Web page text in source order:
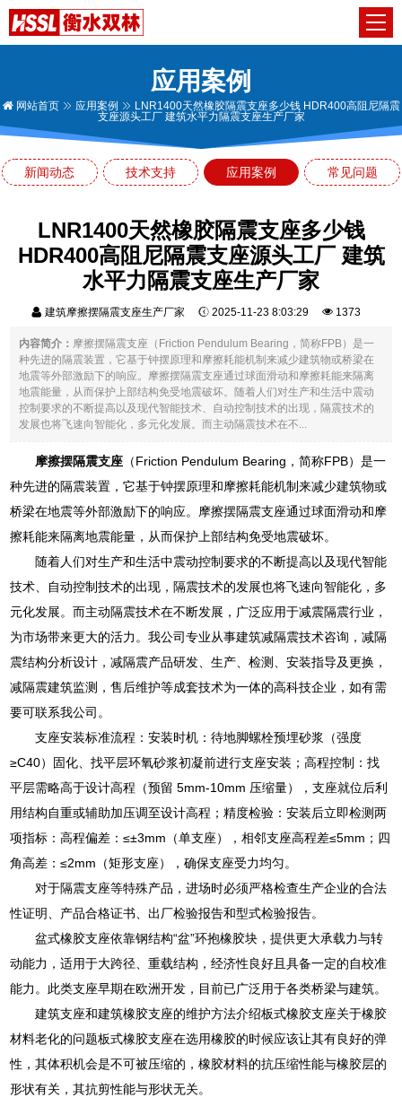
应用案例
网站首页 应用案例
LNR1400天然橡胶隔震支座多少钱 HDR400高阻尼隔震
支座源头工厂 建筑水平力隔震支座生产厂家
新闻动态 技术支持 应用案例 常见问题
LNR1400天然橡胶隔震支座多少钱
HDR400高阻尼隔震支座源头工厂 建筑
水平力隔震支座生产厂家
建筑摩擦摆隔震支座生产厂家 2025-11-23 8:03:29 1373
内容简介： 摩擦摆隔震支座（Friction Pendulum Bearing，简称FPB）是一
种先进的隔震装置，它基于钟摆原理和摩擦耗能机制来减少建筑物或桥梁在
地震等外部激励下的响应。摩擦摆隔震支座通过球面滑动和摩擦耗能来隔离
地震能量，从而保护上部结构免受地震破坏。随着人们对生产和生活中震动
控制要求的不断提高以及现代智能技术、自动控制技术的出现，隔震技术的
发展也将飞速向智能化，多元化发展。而主动隔震技术在不...
摩擦摆隔震支座 （Friction Pendulum Bearing，简称FPB）是一
种先进的隔震装置，它基于钟摆原理和摩擦耗能机制来减少建筑物或
桥梁在地震等外部激励下的响应。摩擦摆隔震支座通过球面滑动和摩
擦耗能来隔离地震能量，从而保护上部结构免受地震破坏。
随着人们对生产和生活中震动控制要求的不断提高以及现代智能
技术、自动控制技术的出现，隔震技术的发展也将飞速向智能化，多
元化发展。而主动隔震技术在不断发展，广泛应用于减震隔震行业，
为市场带来更大的活力。我公司专业从事建筑减隔震技术咨询，减隔
震结构分析设计，减隔震产品研发、生产、检测、安装指导及更换，
减隔震建筑监测，售后维护等成套技术为一体的高科技企业，如有需
要可联系我公司。
支座安装标准流程：安装时机：待地脚螺栓预埋砂浆（强度
≥C40）固化、找平层环氧砂浆初凝前进行支座安装；高程控制：找
平层需略高于设计高程（预留 5mm-10mm 压缩量），支座就位后利
用结构自重或辅助加压调至设计高程；精度检验：安装后立即检测两
项指标：高程偏差：≤±3mm（单支座），相邻支座高程差≤5mm；四
角高差：≤2mm（矩形支座），确保支座受力均匀。
对于隔震支座等特殊产品，进场时必须严格检查生产企业的合法
性证明、产品合格证书、出厂检验报告和型式检验报告。
盆式橡胶支座依靠钢结构“盆”环抱橡胶块，提供更大承载力与转
动能力，适用于大跨径、重载结构，经济性良好且具备一定的自校准
能力。此类支座早期在欧洲开发，目前已广泛用于各类桥梁与建筑。
建筑支座和建筑橡胶支座的维护方法介绍板式橡胶支座关于橡胶
材料老化的问题板式橡胶支座在选用橡胶的时候应该让其有良好的弹
性，其体积机会是不可被压缩的，橡胶材料的抗压缩性能与橡胶层的
形状有关，其抗剪性能与形状无关。